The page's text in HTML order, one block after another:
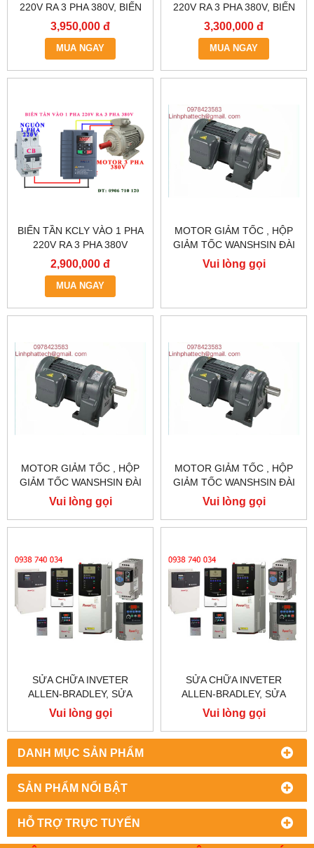
DANH MỤC SẢN PHẨM
SẢN PHẨM NỔI BẬT
HỖ TRỢ TRỰC TUYẾN
220V RA 3 PHA 380V, BIẾN
TẦN KCLY KOC600-
2R2GT3-B
3,950,000 đ
MUA NGAY
220V RA 3 PHA 380V, BIẾN
TẦN KCLY KOC600-
1R5GT3-B
3,300,000 đ
MUA NGAY
BIẾN TẦN KCLY VÀO 1 PHA
220V RA 3 PHA 380V
0.75KW, BIẾN TẦN KCLY
KOC600-R75GT3-B
2,900,000 đ
MUA NGAY
MOTOR GIẢM TỐC , HỘP
GIẢM TỐC WANSHSIN ĐÀI
LOAN GH40-2200-3S /
2.2KW 2200W 3HP
Vui lòng gọi
MOTOR GIẢM TỐC , HỘP
GIẢM TỐC WANSHSIN ĐÀI
LOAN 1.5KW 1500W 2HP AC
BA PHA 220 V / 380V
Vui lòng gọi
MOTOR GIẢM TỐC , HỘP
GIẢM TỐC WANSHSIN ĐÀI
LOAN 1.5KW 1500W 2HP AC
BA PHA 220 V / 380V
Vui lòng gọi
SỬA CHỮA INVETER
ALLEN-BRADLEY, SỬA
CHỮA ALLEN-BRADLEY
POWER FLEX 755
Vui lòng gọi
SỬA CHỮA INVETER
ALLEN-BRADLEY, SỬA
CHỮA ALLEN-BRADLEY
POWER FLEX 753
Vui lòng gọi